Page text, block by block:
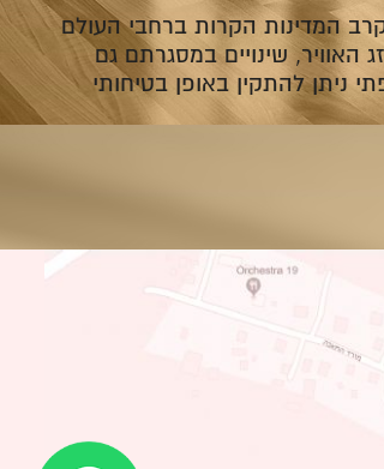
המדינות הקרות ברחבי העולם
האוויר, שינויים במסגרתם גם
ניתן להתקין באופן בטיחותי